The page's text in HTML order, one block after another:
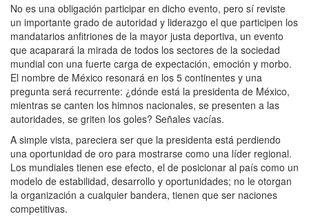
No es una obligación participar en dicho evento, pero sí reviste
un importante grado de autoridad y liderazgo el que participen los
mandatarios anfitriones de la mayor justa deportiva, un evento
que acaparará la mirada de todos los sectores de la sociedad
mundial con una fuerte carga de expectación, emoción y morbo.
El nombre de México resonará en los 5 continentes y una
pregunta será recurrente: ¿dónde está la presidenta de México,
mientras se canten los himnos nacionales, se presenten a las
autoridades, se griten los goles? Señales vacías.
A simple vista, pareciera ser que la presidenta está perdiendo
una oportunidad de oro para mostrarse como una líder regional.
Los mundiales tienen ese efecto, el de posicionar al país como un
modelo de estabilidad, desarrollo y oportunidades; no le otorgan
la organización a cualquier bandera, tienen que ser naciones
competitivas.